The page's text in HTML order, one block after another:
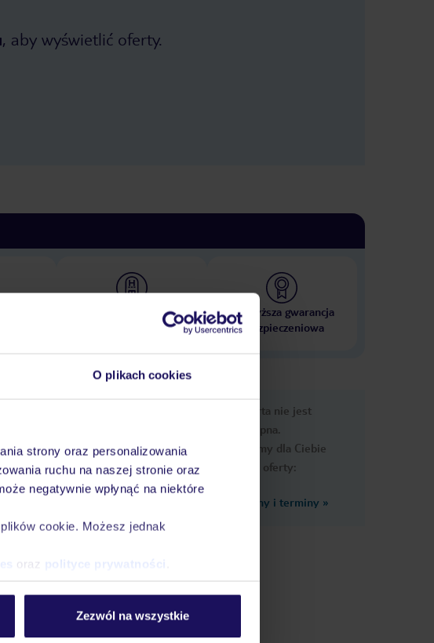
O plikach cookies
strony oraz personalizowania
ruchu na naszej stronie oraz
negatywnie wpłynąć na niektóre
cookie. Możesz jednak
oraz polityce prywatności
Zezwól na wszystkie
, aby wyświetlić oferty.
10 000 hoteli w ponad 50
Najwyższa gwarancja
ubezpieczeniowa
za opłatą, leżaki: w
dla dzieci: 1-15 lat,
Ups, ta oferta nie jest
dostępna.
Przygotowaliśmy dla Ciebie
podobne oferty:
Zobacz inne ceny i terminy »